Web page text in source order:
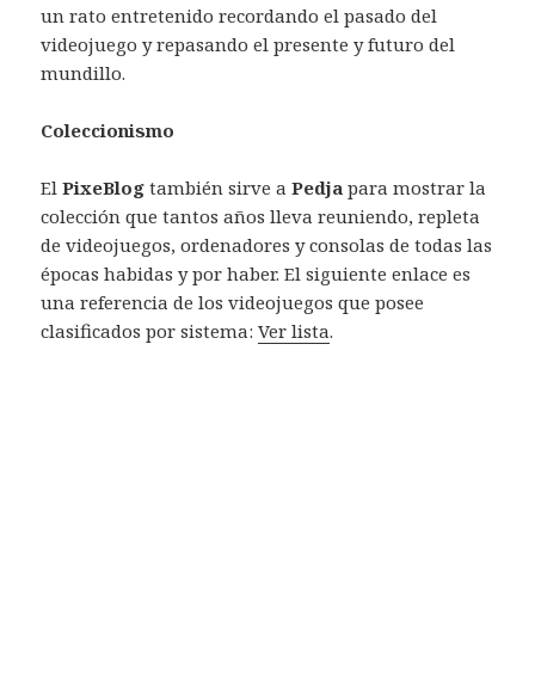
un rato entretenido recordando el pasado del
videojuego y repasando el presente y futuro del
mundillo.
Coleccionismo
ElPixeBlog también sirve aPedja para mostrar la
colección que tantos años lleva reuniendo, repleta
de videojuegos, ordenadores y consolas de todas las
épocas habidas y por haber. El siguiente enlace es
una referencia de los videojuegos que posee
clasificados por sistema:Ver lista.